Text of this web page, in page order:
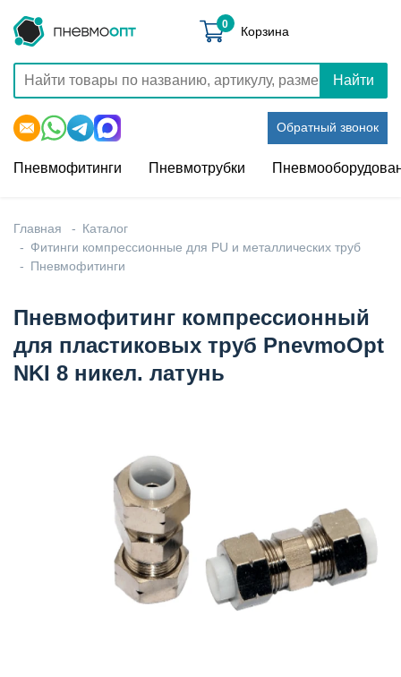
Найти
Обратный звонок
0 Корзина
Пневмофитинги Пневмотрубки
Главная
Каталог
Фитинги компрессионные для PU и металлических труб
Пневмофитинги
Пневмофитинг компрессионный
для пластиковых труб PnevmoOpt
NKI 8 никел. латунь